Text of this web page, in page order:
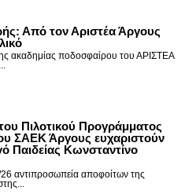
Από τον Αριστέα Άργους
ακαδημίας ποδοσφαίρου του ΑΡΙΣΤΕΑ
Πιλοτικού Προγράμματος
ΣΑΕΚ Άργους ευχαριστούν
Παιδείας Κωνσταντίνο
αντιπροσωπεία αποφοίτων της